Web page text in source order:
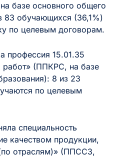
базе основного общего
83 обучающихся (36,1%)
по целевым договорам.
профессия 15.01.35
работ» (ППКРС, на базе
8 из 23
по целевым
специальность
качеством продукции,
отраслям)» (ППССЗ,